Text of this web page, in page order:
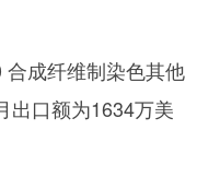
成纤维制染色其他
出口额为1634万美